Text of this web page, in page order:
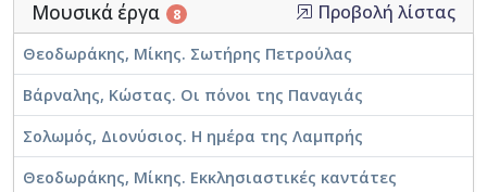
Μουσικά έργα 8 Προβολή λίστας
Θεοδωράκης, Μίκης. Σωτήρης Πετρούλας
Βάρναλης, Κώστας. Οι πόνοι της Παναγιάς
Σολωμός, Διονύσιος. Η ημέρα της Λαμπρής
Θεοδωράκης, Μίκης. Εκκλησιαστικές καντάτες